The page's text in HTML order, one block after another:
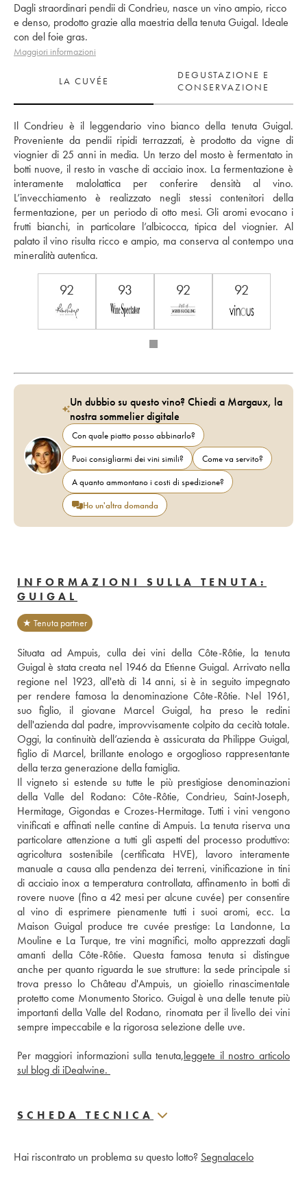
Dagli straordinari pendii di Condrieu, nasce un vino ampio, ricco
e denso, prodotto grazie alla maestria della tenuta Guigal. Ideale
con del foie gras.
Maggiori informazioni
LA CUVÉE
DEGUSTAZIONE E
CONSERVAZIONE
Il Condrieu è il leggendario vino bianco della tenuta Guigal.
Proveniente da pendii ripidi terrazzati, è prodotto da vigne di
viognier di 25 anni in media. Un terzo del mosto è fermentato in
botti nuove, il resto in vasche di acciaio inox. La fermentazione è
interamente malolattica per conferire densità al vino.
L’invecchiamento è realizzato negli stessi contenitori della
fermentazione, per un periodo di otto mesi. Gli aromi evocano i
frutti bianchi, in particolare l’albicocca, tipica del viognier. Al
palato il vino risulta ricco e ampio, ma conserva al contempo una
mineralità autentica.
92 93 92 92
Un dubbio su questo vino? Chiedi a Margaux, la
nostra sommelier digitale
Con quale piatto posso abbinarlo?
Puoi consigliarmi dei vini simili?
Come va servito?
A quanto ammontano i costi di spedizione?
Ho un'altra domanda
INFORMAZIONI SULLA TENUTA:
GUIGAL
★ Tenuta partner
Situata ad Ampuis, culla dei vini della Côte-Rôtie, la tenuta
Guigal è stata creata nel 1946 da Etienne Guigal. Arrivato nella
regione nel 1923, all'età di 14 anni, si è in seguito impegnato
per rendere famosa la denominazione Côte-Rôtie. Nel 1961,
suo figlio, il giovane Marcel Guigal, ha preso le redini
dell'azienda dal padre, improvvisamente colpito da cecità totale.
Oggi, la continuità dell’azienda è assicurata da Philippe Guigal,
figlio di Marcel, brillante enologo e orgoglioso rappresentante
della terza generazione della famiglia.
Il vigneto si estende su tutte le più prestigiose denominazioni
della Valle del Rodano: Côte-Rôtie, Condrieu, Saint-Joseph,
Hermitage, Gigondas e Crozes-Hermitage. Tutti i vini vengono
vinificati e affinati nelle cantine di Ampuis. La tenuta riserva una
particolare attenzione a tutti gli aspetti del processo produttivo:
agricoltura sostenibile (certificata HVE), lavoro interamente
manuale a causa alla pendenza dei terreni, vinificazione in tini
di acciaio inox a temperatura controllata, affinamento in botti di
rovere nuove (fino a 42 mesi per alcune cuvée) per consentire
al vino di esprimere pienamente tutti i suoi aromi, ecc. La
Maison Guigal produce tre cuvée prestige: La Landonne, La
Mouline e La Turque, tre vini magnifici, molto apprezzati dagli
amanti della Côte-Rôtie. Questa famosa tenuta si distingue
anche per quanto riguarda le sue strutture: la sede principale si
trova presso lo Château d'Ampuis, un gioiello rinascimentale
protetto come Monumento Storico. Guigal è una delle tenute più
importanti della Valle del Rodano, rinomata per il livello dei vini
sempre impeccabile e la rigorosa selezione delle uve.
Per maggiori informazioni sulla tenuta,leggete il nostro articolo
sul blog di iDealwine.
SCHEDA TECNICA
Hai riscontrato un problema su questo lotto? Segnalacelo